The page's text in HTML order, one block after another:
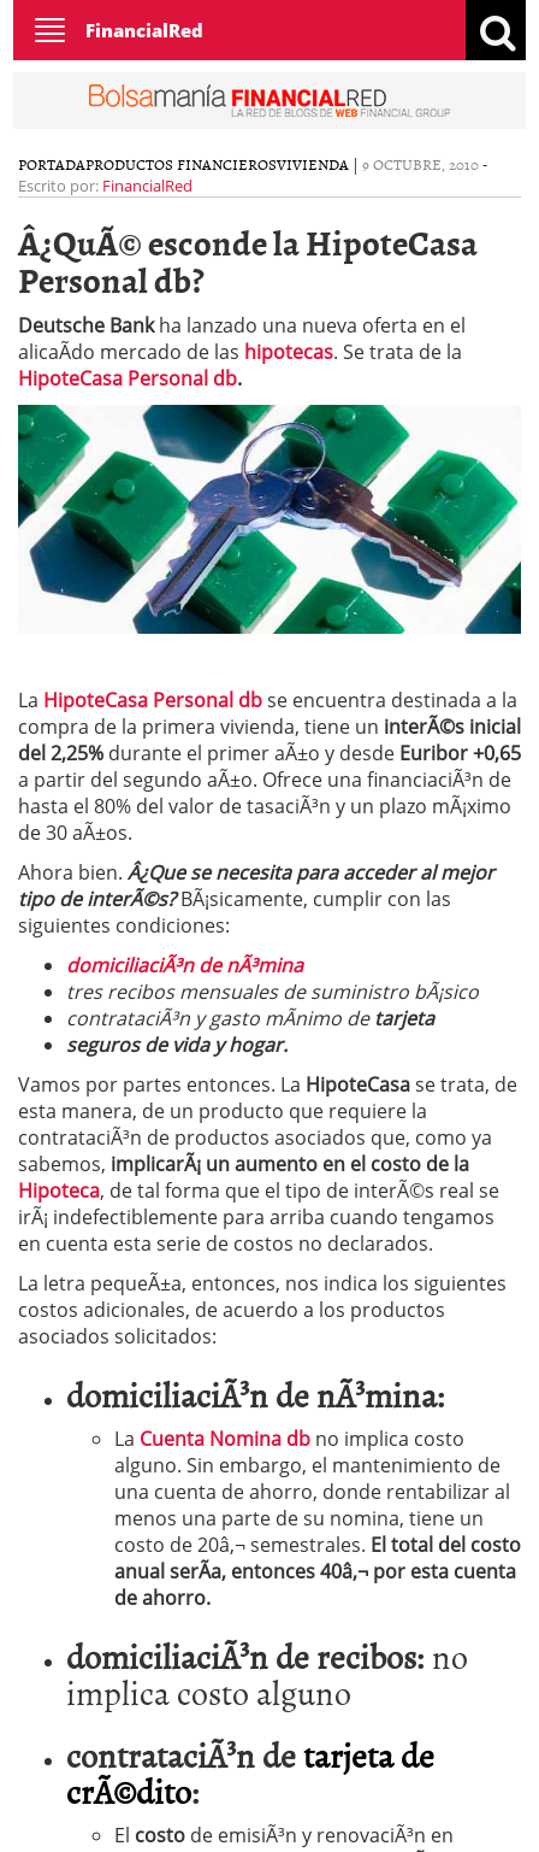
Toggle
navigation
FinancialRed
PORTADAPRODUCTOS FINANCIEROSVIVIENDA | 9 OCTUBRE, 2010-
Escrito por: FinancialRed
Â¿QuÃ© esconde la HipoteCasa
Personal db?
Deutsche Bankha lanzado una nueva oferta en el
alicaÃ­do mercado de las hipotecas. Se trata de la
HipoteCasa Personal db.
La HipoteCasa Personal dbse encuentra destinada a la
compra de la primera vivienda, tiene un interÃ©s inicial
del 2,25% durante el primer aÃ±o y desde Euribor +0,65
a partir del segundo aÃ±o. Ofrece una financiaciÃ³n de
hasta el 80% del valor de tasaciÃ³n y un plazo mÃ¡ximo
de 30 aÃ±os.
Ahora bien. Â¿Que se necesita para acceder al mejor
tipo de interÃ©s?BÃ¡sicamente, cumplir con las
siguientes condiciones:
domiciliaciÃ³n de nÃ³mina
tres recibos mensuales de suministro bÃ¡sico
contrataciÃ³n y gasto mÃ­nimo de tarjeta
seguros de vida y hogar.
Vamos por partes entonces. La HipoteCasase trata, de
esta manera, de un producto que requiere la
contrataciÃ³n de productos asociados que, como ya
sabemos, implicarÃ¡ un aumento en el costo de la
Hipoteca, de tal forma que el tipo de interÃ©s real se
irÃ¡ indefectiblemente para arriba cuando tengamos
en cuenta esta serie de costos no declarados.
La letra pequeÃ±a, entonces, nos indica los siguientes
costos adicionales, de acuerdo a los productos
asociados solicitados:
domiciliaciÃ³n de nÃ³mina:
La Cuenta Nomina db no implica costo
alguno. Sin embargo, el mantenimiento de
una cuenta de ahorro, donde rentabilizar al
menos una parte de su nomina, tiene un
costo de 20â‚¬ semestrales. El total del costo
anual serÃ­a, entonces 40â‚¬ por esta cuenta
de ahorro.
domiciliaciÃ³n de recibos:no
implica costo alguno
contrataciÃ³n detarjeta de
crÃ©dito:
El costo de emisiÃ³n y renovaciÃ³n en